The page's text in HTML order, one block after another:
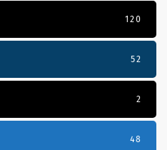
120
52
2
48